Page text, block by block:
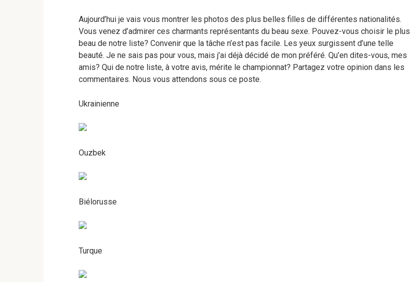
Aujourd’hui je vais vous montrer les photos des plus belles filles de différentes nationalités.
Vous venez d’admirer ces charmants représentants du beau sexe. Pouvez-vous choisir le plus
beau de notre liste? Convenir que la tâche n’est pas facile. Les yeux surgissent d’une telle
beauté. Je ne sais pas pour vous, mais j’ai déjà décidé de mon préféré. Qu’en dites-vous, mes
amis? Qui de notre liste, à votre avis, mérite le championnat? Partagez votre opinion dans les
commentaires. Nous vous attendons sous ce poste.
Ukrainienne
Ouzbek
Biélorusse
Turque